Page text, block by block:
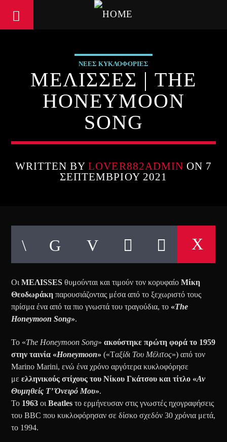
ΝΕΕΣ ΚΥΚΛΟΦΟΡΙΕΣ
ΜΕΛΙΣΣΕΣ | THE
HONEYMOON
SONG
WRITTEN BYLOVER882ADMIN ON 7
ΣΕΠΤΕΜΒΡΊΟΥ 2021
Οι MEΛISSES θυμούνται και τιμούν τον κορυφαίοΜίκη
Θεοδωράκη παρουσιάζοντας μέσα από το ξεχωριστό τους
πρίσμα ένα από τα πιο γνωστά του τραγούδια, το «The
Honeymoon Song».
Το «The Honeymoon Song»ακούστηκε πρώτη φορά το 1959
στην ταινία «Honeymoon» («Ταξίδι Του Μέλιτος») από τον
Marino Marini, ενώ ένα χρόνο αργότερα κυκλοφόρησε
με ελληνικούς στίχους του Νίκου Γκάτσου και τίτλο «Αν
Θυμηθείς Τ’ Όνειρό Μου».
Το 1963 οιBeatles το ερμήνευσαν στις γνωστές ηχογραφήσεις
του BBC που κυκλοφόρησαν σε δίσκο σχεδόν 30 χρόνια μετά,
το 1994.